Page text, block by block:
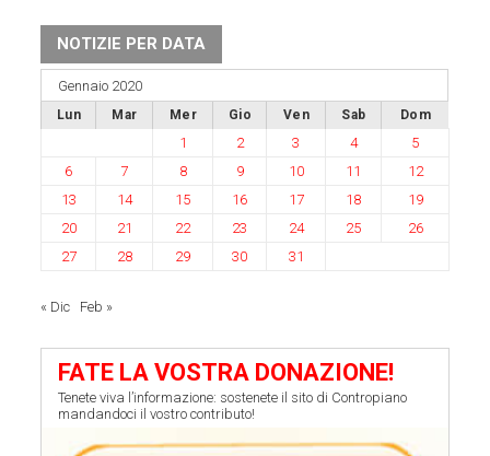
NOTIZIE PER DATA
Gennaio 2020
Lun Mar Mer Gio Ven Sab Dom
1 2 3 4
5
6
7 8 9 10 11
12
13
14 15 16 17 18
19
20
21 22 23 24 25
26
27
28 29 30 31
« Dic Feb »
FATE LA VOSTRA DONAZIONE!
Tenete viva l’informazione: sostenete il sito di Contropiano
mandandoci il vostro contributo!